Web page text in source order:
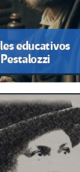
educativos